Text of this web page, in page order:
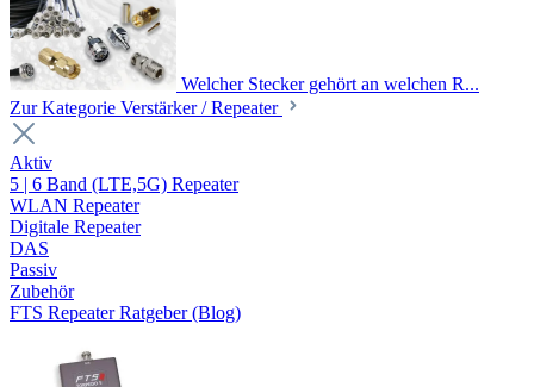
Welcher Stecker gehört an welchen R...
Zur Kategorie Verstärker / Repeater
Aktiv
5 | 6 Band (LTE,5G) Repeater
WLAN Repeater
Digitale Repeater
DAS
Passiv
Zubehör
FTS Repeater Ratgeber (Blog)